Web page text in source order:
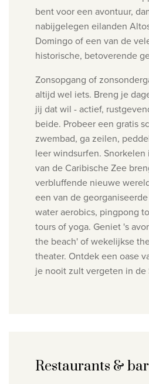
bent voor een avontuur,
nabijgelegen eilanden
Domingo of een van de
historische, betoverende
Zonsopgang of
altijd wel iets. Breng je
jij dat wil - actief,
beide. Probeer een gratis
zwembad, ga zeilen,
leer windsurfen.
van de Caribische Zee
verbluffende nieuwe
een van de
water aerobics, pingpong
tours of yoga. Geniet 's
the beach' of wekelijkse
theater. Ontdek een oase
je nooit zult vergeten in de
Restaurants &